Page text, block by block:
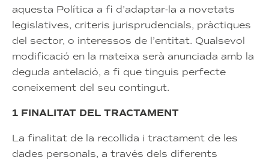
aquesta Política a fi d’adaptar-la a novetats
legislatives, criteris jurisprudencials, pràctiques
del sector, o interessos de l’entitat. Qualsevol
modificació en la mateixa serà anunciada amb la
deguda antelació, a fi que tinguis perfecte
coneixement del seu contingut.
1 FINALITAT DEL TRACTAMENT
La finalitat de la recollida i tractament de les
dades personals, a través dels diferents